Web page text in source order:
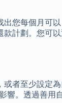
您每個月可
計劃。您可
者至少設定
。透過善